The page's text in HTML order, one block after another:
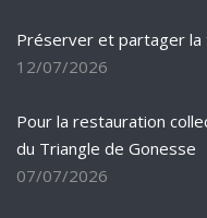
Préserver et partager la
12/07/2026
Pour la restauration
du Triangle de Gonesse
07/07/2026